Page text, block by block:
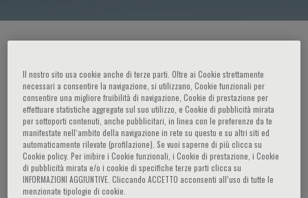
HOME PAGE / CURSOS Y EVENTOS / ORADOR
Lorenzo Piemonti
ESPERIENZA DI RICERCA 2017-attuale.
Professore Associato in Endocrinologia Università
Vita-salute San Raffaele 2017-attuale. Direttore
Il nostro sito usa cookie anche di terze parti. Oltre ai Cookie strettamente
necessari a consentire la navigazione, si utilizzano, Cookie funzionali per
consentire una migliore fruibilità di navigazione, Cookie di prestazione per
effettuare statistiche aggregate sul suo utilizzo, e Cookie di pubblicità mirata
per sottoporti contenuti, anche pubblicitari, in linea con le preferenze da te
manifestate nell‘ambito della navigazione in rete su questo e su altri siti ed
automaticamente rilevate (profilazione). Se vuoi saperne di più clicca su
Cookie policy. Per inibire i Cookie funzionali, i Cookie di prestazione, i Cookie
di pubblicità mirata e/o i cookie di specifiche terze parti clicca su
INFORMAZIONI AGGIUNTIVE. Cliccando ACCETTO acconsenti all’uso di tutte le
menzionate tipologie di cookie.